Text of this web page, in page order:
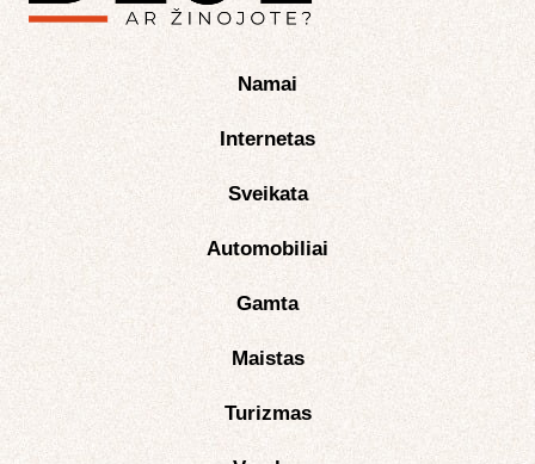
Namai
Internetas
Sveikata
Automobiliai
Gamta
Maistas
Turizmas